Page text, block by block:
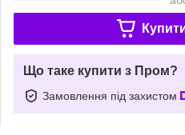
Що таке купити з Пром?
Замовлення під захистом